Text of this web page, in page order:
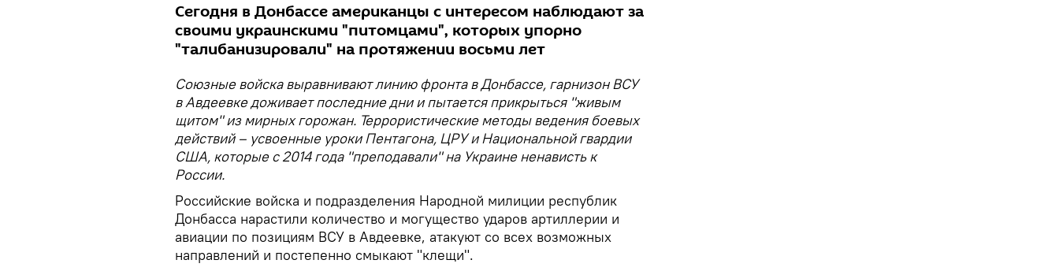
Сегодня в Донбассе американцы с интересом наблюдают за
своими украинскими "питомцами", которых упорно
"талибанизировали" на протяжении восьми лет
Союзные войска выравнивают линию фронта в Донбассе, гарнизон ВСУ
в Авдеевке доживает последние дни и пытается прикрыться "живым
щитом" из мирных горожан. Террористические методы ведения боевых
действий – усвоенные уроки Пентагона, ЦРУ и Национальной гвардии
США, которые с 2014 года "преподавали" на Украине ненависть к
России.
Российские войска и подразделения Народной милиции республик
Донбасса нарастили количество и могущество ударов артиллерии и
авиации по позициям ВСУ в Авдеевке, атакуют со всех возможных
направлений и постепенно смыкают "клещи".